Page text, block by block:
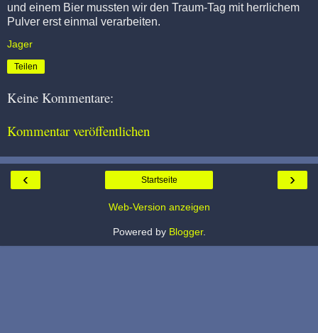
und einem Bier mussten wir den Traum-Tag mit herrlichem
Pulver erst einmal verarbeiten.
Jager
Teilen
Keine Kommentare:
Kommentar veröffentlichen
‹ ›
Startseite
Web-Version anzeigen
Powered by Blogger.